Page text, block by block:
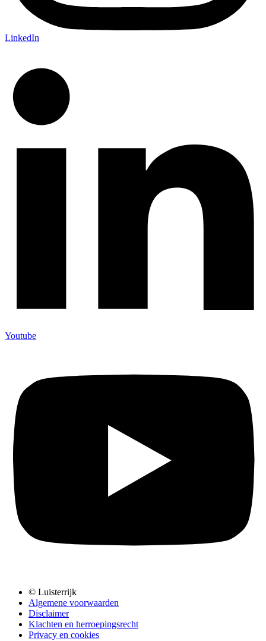
LinkedIn
Youtube
© Luisterrijk
Algemene voorwaarden
Disclaimer
Klachten en herroepingsrecht
Privacy en cookies